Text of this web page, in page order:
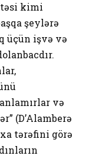
kimi
şeylərə
üçün işvə və
və
(D’Alamberə
tərəfini görə